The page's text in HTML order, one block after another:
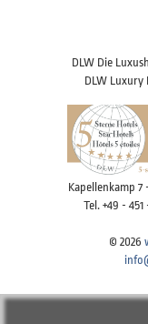
DLW Die
DLW
Kapellenkamp 7
Tel. +49 -
© 2026